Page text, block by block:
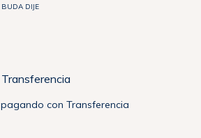
BUDA DIJE
Transferencia
pagando con Transferencia